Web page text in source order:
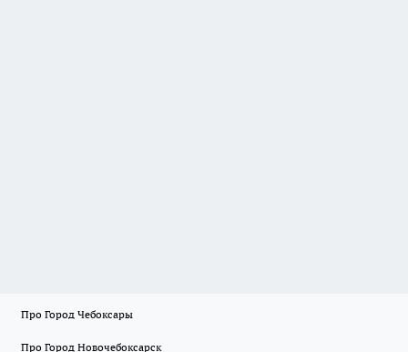
Про Город Чебоксары
Про Город Новочебоксарск